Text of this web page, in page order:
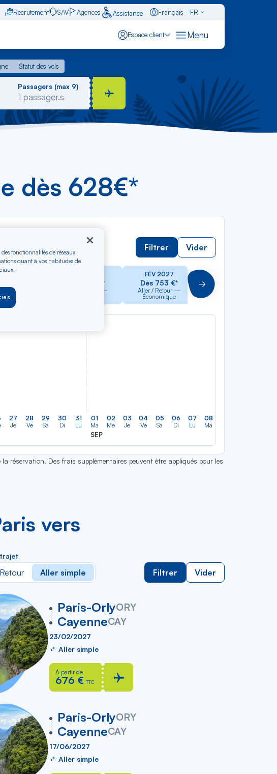
Recrutement SAV Agences Assistance
Français - FR
Espace client Menu
Statut des vols
Statut des vols
Passagers (max 9)
dès 628€*
simple Filtrer Vider
2026
/ Retour —
Dès 753 €*
Aller / Retour —
FÉV 2027
Dès 753 €*
Aller / Retour —
Économique
Dès 753 €*
Aller / Retour —
Suivant
27
Je
28
Ve
29
Sa
30
Di
31
Lu
01
Ma
SEP
02
Me
03
Je
04
Ve
05
Sa
06
Di
07
Lu
08
Ma
réservation. Des frais supplémentaires peuvent être appliqués pour les
vers
Aller simple Filtrer Vider
Paris-OrlyORY
vers
CayenneCAY
23/02/2027
Aller simple
À partir de
676 € TTC
Paris-OrlyORY
vers
CayenneCAY
17/06/2027
Aller simple
fonctionnalités de réseaux
quant à vos habitudes de